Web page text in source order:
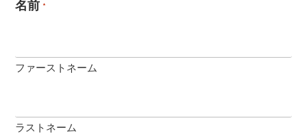
名前 *
ファーストネーム
ラストネーム